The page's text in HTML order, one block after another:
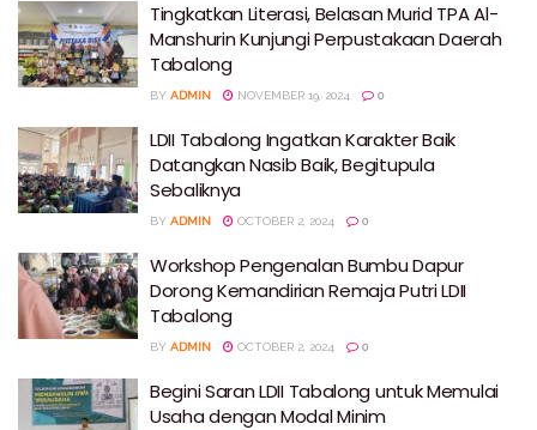
Tingkatkan Literasi, Belasan Murid TPA Al-
Manshurin Kunjungi Perpustakaan Daerah
Tabalong
BY ADMIN NOVEMBER 19, 2024 0
LDII Tabalong Ingatkan Karakter Baik
Datangkan Nasib Baik, Begitupula
Sebaliknya
BY ADMIN OCTOBER 2, 2024 0
Workshop Pengenalan Bumbu Dapur
Dorong Kemandirian Remaja Putri LDII
Tabalong
BY ADMIN OCTOBER 2, 2024 0
Begini Saran LDII Tabalong untuk Memulai
Usaha dengan Modal Minim